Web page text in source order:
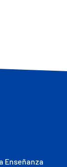
Enseñanza